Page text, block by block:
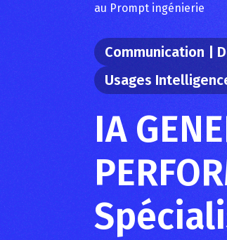
au Prompt ingénierie
Communication |
Usages
IA